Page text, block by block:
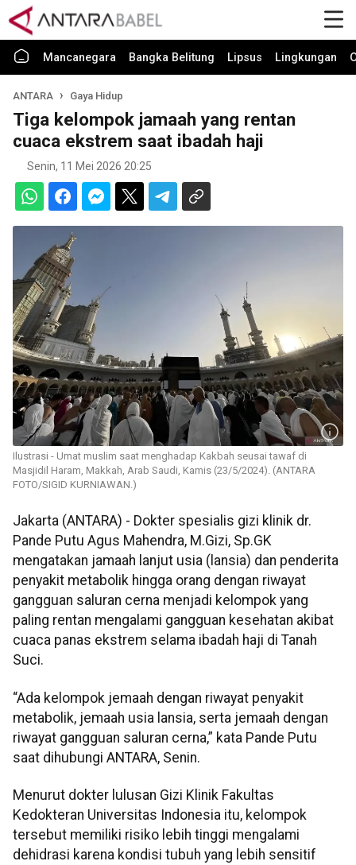
Mancanegara Bangka Belitung Lipsus Lingkungan
ANTARA Gaya Hidup
Tiga kelompok jamaah yang rentan
cuaca ekstrem saat ibadah haji
Senin, 11 Mei 2026 20:25
Ilustrasi - Umat muslim saat menghadap Kakbah seusai tawaf di
Masjidil Haram, Makkah, Arab Saudi, Kamis (23/5/2024). (ANTARA
FOTO/SIGID KURNIAWAN.)
Jakarta (ANTARA) - Dokter spesialis gizi klinik dr.
Pande Putu Agus Mahendra, M.Gizi, Sp.GK
mengatakan jamaah lanjut usia (lansia) dan penderita
penyakit metabolik hingga orang dengan riwayat
gangguan saluran cerna menjadi kelompok yang
paling rentan mengalami gangguan kesehatan akibat
cuaca panas ekstrem selama ibadah haji di Tanah
Suci.
“Ada kelompok jemaah dengan riwayat penyakit
metabolik, jemaah usia lansia, serta jemaah dengan
riwayat gangguan saluran cerna,” kata Pande Putu
saat dihubungi ANTARA, Senin.
Menurut dokter lulusan Gizi Klinik Fakultas
Kedokteran Universitas Indonesia itu, kelompok
tersebut memiliki risiko lebih tinggi mengalami
dehidrasi karena kondisi tubuh yang lebih sensitif